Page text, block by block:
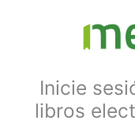
Inicie
libros